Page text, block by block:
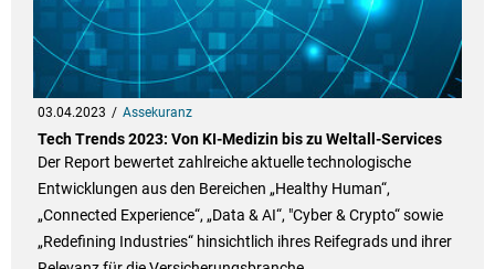
03.04.2023 Assekuranz
Tech Trends 2023: Von KI-Medizin bis zu Weltall-Services
Der Report bewertet zahlreiche aktuelle technologische
Entwicklungen aus den Bereichen „Healthy Human“,
„Connected Experience“, „Data & AI“, "Cyber & Crypto“ sowie
„Redefining Industries“ hinsichtlich ihres Reifegrads und ihrer